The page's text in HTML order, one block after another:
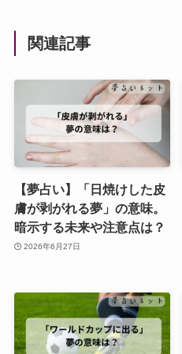
関連記事
【夢占い】「日焼けした皮
膚が剥がれる夢」の意味。
暗示する未来や注意点は？
2026年6月27日